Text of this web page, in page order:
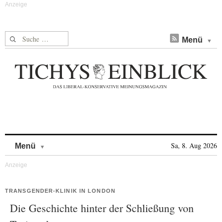
Suche nach: Menü
Menü Sa, 8. Aug 2026
TRANSGENDER-KLINIK IN LONDON
Die Geschichte hinter der Schließung von